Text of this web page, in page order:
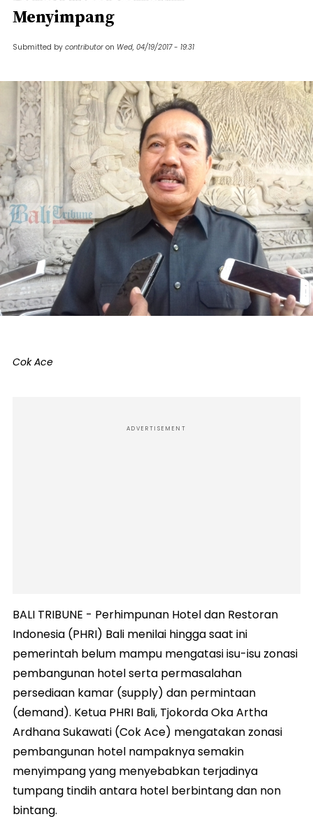
Menyimpang
Submitted by contributor on Wed, 04/19/2017 - 19:31
Cok Ace
ADVERTISEMENT
BALI TRIBUNE - Perhimpunan Hotel dan Restoran
Indonesia (PHRI) Bali menilai hingga saat ini
pemerintah belum mampu mengatasi isu-isu zonasi
pembangunan hotel serta permasalahan
persediaan kamar (supply) dan permintaan
(demand). Ketua PHRI Bali, Tjokorda Oka Artha
Ardhana Sukawati (Cok Ace) mengatakan zonasi
pembangunan hotel nampaknya semakin
menyimpang yang menyebabkan terjadinya
tumpang tindih antara hotel berbintang dan non
bintang.